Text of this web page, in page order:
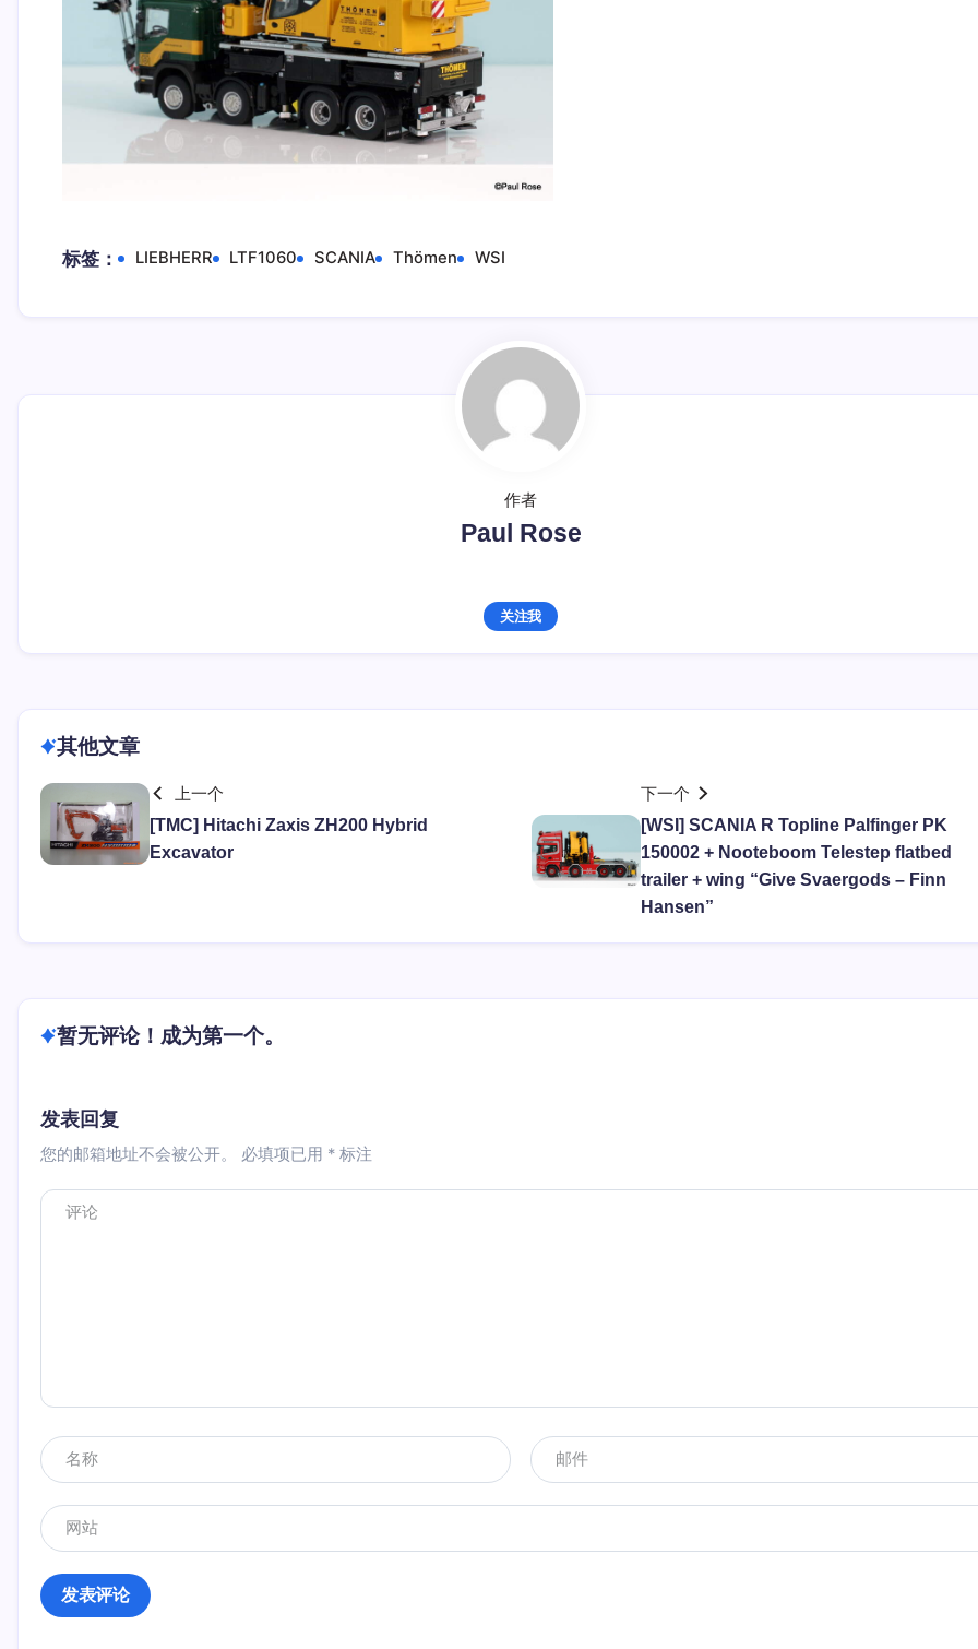
标签： LIEBHERR LTF1060 SCANIA Thömen WSI
作者
Paul Rose
关注我
其他文章
上一个
[TMC] Hitachi Zaxis ZH200 Hybrid
Excavator
下一个
[WSI] SCANIA R Topline Palfinger PK
150002 + Nooteboom Telestep flatbed
trailer + wing “Give Svaergods – Finn
Hansen”
暂无评论！成为第一个。
发表回复
您的邮箱地址不会被公开。 必填项已用 *标注